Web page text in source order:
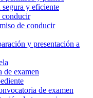
y eficiente
conducir
de conducir
y presentación a
de examen
de examen